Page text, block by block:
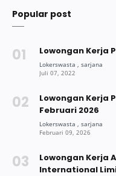
Popular post
Lowongan Kerja
Lowongan Kerja
Februari 2026
Lowongan Kerja
International